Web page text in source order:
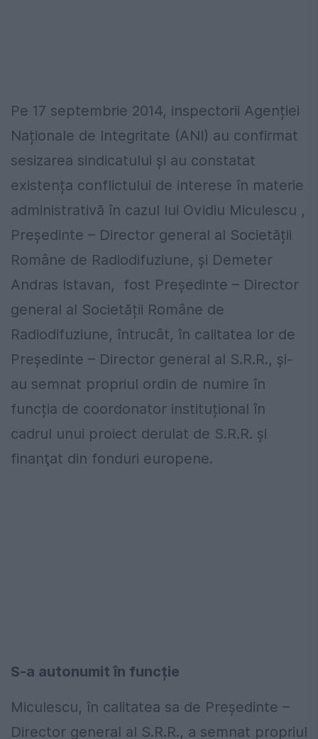
Pe 17 septembrie 2014, inspectorii Agenției
Naționale de Integritate (ANI) au confirmat
sesizarea sindicatului și au constatat
existența conflictului de interese în materie
administrativă în cazul lui Ovidiu Miculescu ,
Președinte – Director general al Societății
Române de Radiodifuziune, și Demeter
Andras Istavan, fost Președinte – Director
general al Societății Române de
Radiodifuziune, întrucât, în calitatea lor de
Președinte – Director general al S.R.R., și-
au semnat propriul ordin de numire în
funcția de coordonator instituțional în
cadrul unui proiect derulat de S.R.R. și
finanţat din fonduri europene.
S-a autonumit în funcție
Miculescu, în calitatea sa de Președinte –
Director general al S.R.R., a semnat propriul